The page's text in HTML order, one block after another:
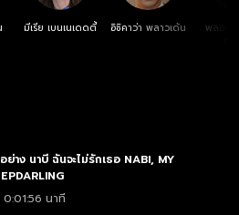
มีเรีย เบนเนเดดตี้ อิชิคาว่า พลาวเด้น
พลอย
ย่าง นาบี ฉันจะไม่รักเธอ NABI, MY
0:01:56 นาที